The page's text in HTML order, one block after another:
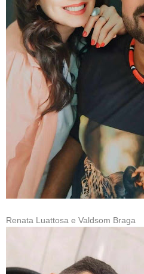
Renata Luattosa e Valdsom Braga